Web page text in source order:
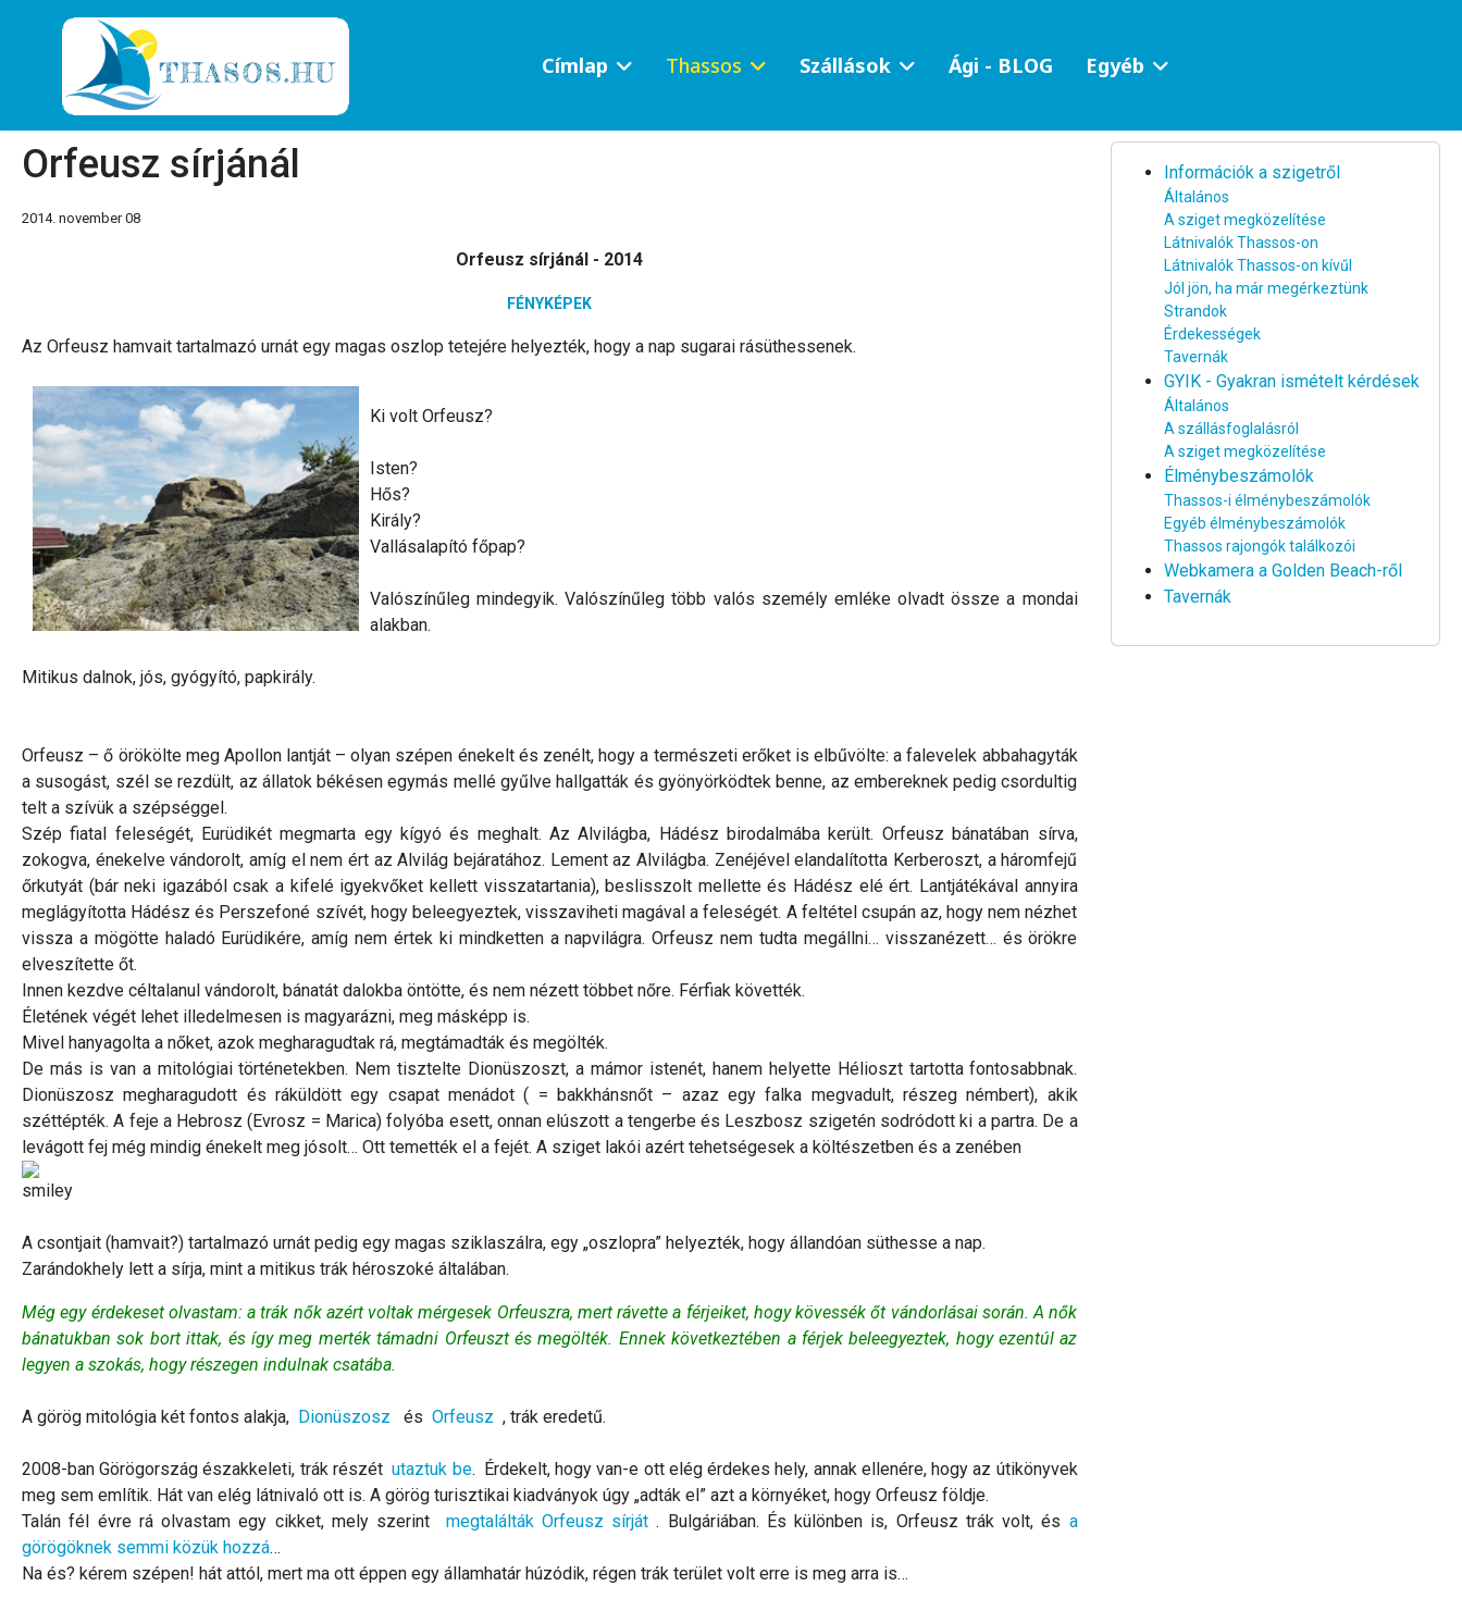
Címlap Thassos Szállások Ági - BLOG Egyéb
Orfeusz sírjánál
2014. november 08
Orfeusz sírjánál - 2014
FÉNYKÉPEK
Az Orfeusz hamvait tartalmazó urnát egy magas oszlop tetejére helyezték, hogy a nap sugarai rásüthessenek.
Ki volt Orfeusz?
Isten?
Hős?
Király?
Vallásalapító főpap?
Valószínűleg mindegyik. Valószínűleg több valós személy emléke olvadt össze a mondai
alakban.
Mitikus dalnok, jós, gyógyító, papkirály.
Orfeusz – ő örökölte meg Apollon lantját – olyan szépen énekelt és zenélt, hogy a természeti erőket is elbűvölte: a falevelek abbahagyták
a susogást, szél se rezdült, az állatok békésen egymás mellé gyűlve hallgatták és gyönyörködtek benne, az embereknek pedig csordultig
telt a szívük a szépséggel.
Szép fiatal feleségét, Eurüdikét megmarta egy kígyó és meghalt. Az Alvilágba, Hádész birodalmába került. Orfeusz bánatában sírva,
zokogva, énekelve vándorolt, amíg el nem ért az Alvilág bejáratához. Lement az Alvilágba. Zenéjével elandalította Kerberoszt, a háromfejű
őrkutyát (bár neki igazából csak a kifelé igyekvőket kellett visszatartania), beslisszolt mellette és Hádész elé ért. Lantjátékával annyira
meglágyította Hádész és Perszefoné szívét, hogy beleegyeztek, visszaviheti magával a feleségét. A feltétel csupán az, hogy nem nézhet
vissza a mögötte haladó Eurüdikére, amíg nem értek ki mindketten a napvilágra. Orfeusz nem tudta megállni… visszanézett… és örökre
elveszítette őt.
Innen kezdve céltalanul vándorolt, bánatát dalokba öntötte, és nem nézett többet nőre. Férfiak követték.
Életének végét lehet illedelmesen is magyarázni, meg másképp is.
Mivel hanyagolta a nőket, azok megharagudtak rá, megtámadták és megölték.
De más is van a mitológiai történetekben. Nem tisztelte Dionüszoszt, a mámor istenét, hanem helyette Hélioszt tartotta fontosabbnak.
Dionüszosz megharagudott és ráküldött egy csapat menádot ( = bakkhánsnőt – azaz egy falka megvadult, részeg némbert), akik
széttépték. A feje a Hebrosz (Evrosz = Marica) folyóba esett, onnan elúszott a tengerbe és Leszbosz szigetén sodródott ki a partra. De a
levágott fej még mindig énekelt meg jósolt… Ott temették el a fejét. A sziget lakói azért tehetségesek a költészetben és a zenében
A csontjait (hamvait?) tartalmazó urnát pedig egy magas sziklaszálra, egy „oszlopra” helyezték, hogy állandóan süthesse a nap.
Zarándokhely lett a sírja, mint a mitikus trák héroszoké általában.
Még egy érdekeset olvastam: a trák nők azért voltak mérgesek Orfeuszra, mert rávette a férjeiket, hogy kövessék őt vándorlásai során. A nők
bánatukban sok bort ittak, és így meg merték támadni Orfeuszt és megölték. Ennek következtében a férjek beleegyeztek, hogy ezentúl az
legyen a szokás, hogy részegen indulnak csatába.
A görög mitológia két fontos alakja, Dionüszosz és Orfeusz , trák eredetű.
2008-ban Görögország északkeleti, trák részétutaztuk be. Érdekelt, hogy van-e ott elég érdekes hely, annak ellenére, hogy az útikönyvek
meg sem említik. Hát van elég látnivaló ott is. A görög turisztikai kiadványok úgy „adták el” azt a környéket, hogy Orfeusz földje.
Talán fél évre rá olvastam egy cikket, mely szerint megtalálták Orfeusz sírját . Bulgáriában. És különben is, Orfeusz trák volt, és a
görögöknek semmi közük hozzá…
Na és? kérem szépen! hát attól, mert ma ott éppen egy államhatár húzódik, régen trák terület volt erre is meg arra is…
Információk a szigetről
Általános
A sziget megközelítése
Látnivalók Thassos-on
Látnivalók Thassos-on kívűl
Jól jön, ha már megérkeztünk
Strandok
Érdekességek
Tavernák
GYIK - Gyakran ismételt kérdések
Általános
A szállásfoglalásról
A sziget megközelítése
Élménybeszámolók
Thassos-i élménybeszámolók
Egyéb élménybeszámolók
Thassos rajongók találkozói
Webkamera a Golden Beach-ről
Tavernák